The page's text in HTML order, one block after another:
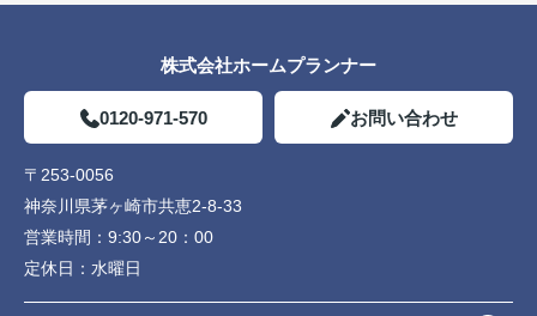
株式会社ホームプランナー
0120-971-570 お問い合わせ
〒253-0056
神奈川県茅ヶ崎市共恵2-8-33
営業時間： 9:30～20：00
定休日： 水曜日